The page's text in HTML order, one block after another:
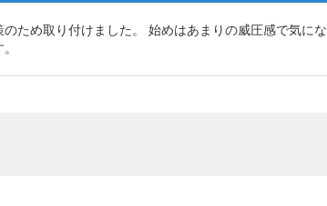
ため取り付けました。 始めはあまりの威圧感で気にな